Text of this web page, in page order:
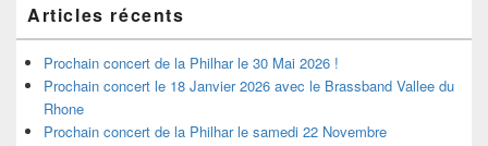
barre
latérale
Articles récents
Prochain concert de la Philhar le 30 Mai 2026 !
Prochain concert le 18 Janvier 2026 avec le Brassband Vallee du
Rhone
Prochain concert de la Philhar le samedi 22 Novembre